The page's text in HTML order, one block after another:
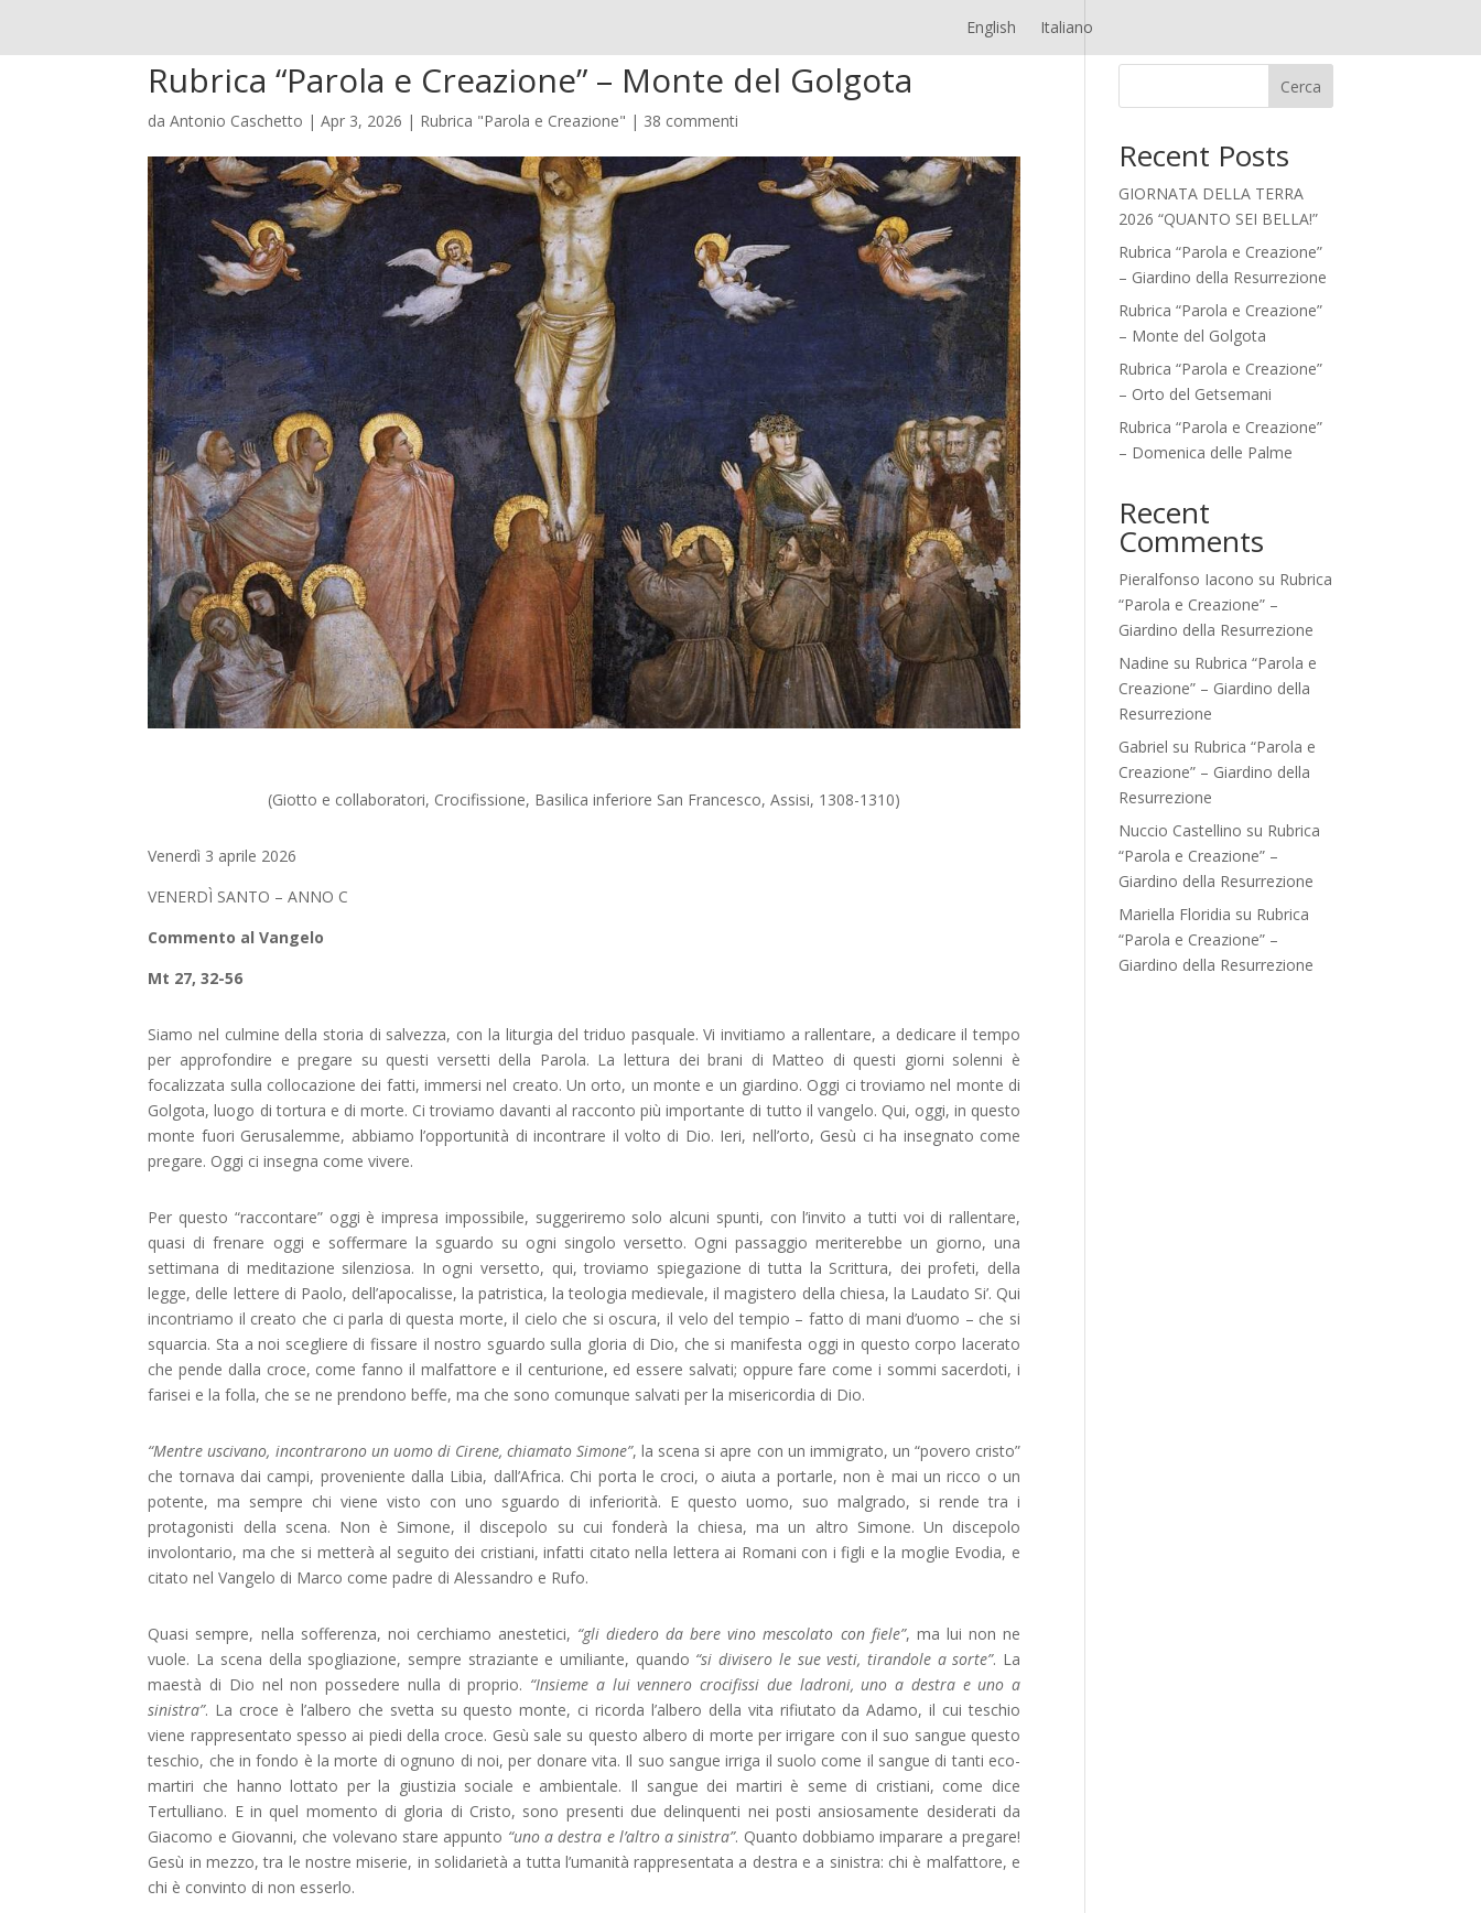
English Italiano
Rubrica “Parola e Creazione” – Monte del Golgota
daAntonio Caschetto |Apr 3, 2026 | Rubrica "Parola e Creazione" | 38 commenti
(Giotto e collaboratori, Crocifissione, Basilica inferiore San Francesco, Assisi, 1308-1310)
Venerdì 3 aprile 2026
VENERDÌ SANTO – ANNO C
Commento al Vangelo
Mt 27, 32-56
Siamo nel culmine della storia di salvezza, con la liturgia del triduo pasquale. Vi invitiamo a rallentare, a dedicare il tempo
per approfondire e pregare su questi versetti della Parola. La lettura dei brani di Matteo di questi giorni solenni è
focalizzata sulla collocazione dei fatti, immersi nel creato. Un orto, un monte e un giardino. Oggi ci troviamo nel monte di
Golgota, luogo di tortura e di morte. Ci troviamo davanti al racconto più importante di tutto il vangelo. Qui, oggi, in questo
monte fuori Gerusalemme, abbiamo l’opportunità di incontrare il volto di Dio. Ieri, nell’orto, Gesù ci ha insegnato come
pregare. Oggi ci insegna come vivere.
Per questo “raccontare” oggi è impresa impossibile, suggeriremo solo alcuni spunti, con l’invito a tutti voi di rallentare,
quasi di frenare oggi e soffermare la sguardo su ogni singolo versetto. Ogni passaggio meriterebbe un giorno, una
settimana di meditazione silenziosa. In ogni versetto, qui, troviamo spiegazione di tutta la Scrittura, dei profeti, della
legge, delle lettere di Paolo, dell’apocalisse, la patristica, la teologia medievale, il magistero della chiesa, la Laudato Si’. Qui
incontriamo il creato che ci parla di questa morte, il cielo che si oscura, il velo del tempio – fatto di mani d’uomo – che si
squarcia. Sta a noi scegliere di fissare il nostro sguardo sulla gloria di Dio, che si manifesta oggi in questo corpo lacerato
che pende dalla croce, come fanno il malfattore e il centurione, ed essere salvati; oppure fare come i sommi sacerdoti, i
farisei e la folla, che se ne prendono beffe, ma che sono comunque salvati per la misericordia di Dio.
“Mentre uscivano, incontrarono un uomo di Cirene, chiamato Simone”, la scena si apre con un immigrato, un “povero cristo”
che tornava dai campi, proveniente dalla Libia, dall’Africa. Chi porta le croci, o aiuta a portarle, non è mai un ricco o un
potente, ma sempre chi viene visto con uno sguardo di inferiorità. E questo uomo, suo malgrado, si rende tra i
protagonisti della scena. Non è Simone, il discepolo su cui fonderà la chiesa, ma un altro Simone. Un discepolo
involontario, ma che si metterà al seguito dei cristiani, infatti citato nella lettera ai Romani con i figli e la moglie Evodia, e
citato nel Vangelo di Marco come padre di Alessandro e Rufo.
Quasi sempre, nella sofferenza, noi cerchiamo anestetici, “gli diedero da bere vino mescolato con fiele”, ma lui non ne
vuole. La scena della spogliazione, sempre straziante e umiliante, quando “si divisero le sue vesti, tirandole a sorte”. La
maestà di Dio nel non possedere nulla di proprio. “Insieme a lui vennero crocifissi due ladroni, uno a destra e uno a
sinistra”. La croce è l’albero che svetta su questo monte, ci ricorda l’albero della vita rifiutato da Adamo, il cui teschio
viene rappresentato spesso ai piedi della croce. Gesù sale su questo albero di morte per irrigare con il suo sangue questo
teschio, che in fondo è la morte di ognuno di noi, per donare vita. Il suo sangue irriga il suolo come il sangue di tanti eco-
martiri che hanno lottato per la giustizia sociale e ambientale. Il sangue dei martiri è seme di cristiani, come dice
Tertulliano. E in quel momento di gloria di Cristo, sono presenti due delinquenti nei posti ansiosamente desiderati da
Giacomo e Giovanni, che volevano stare appunto “uno a destra e l’altro a sinistra”. Quanto dobbiamo imparare a pregare!
Gesù in mezzo, tra le nostre miserie, in solidarietà a tutta l’umanità rappresentata a destra e a sinistra: chi è malfattore, e
chi è convinto di non esserlo.
Cerca
Recent Posts
GIORNATA DELLA TERRA
2026 “QUANTO SEI BELLA!”
Rubrica “Parola e Creazione”
– Giardino della Resurrezione
Rubrica “Parola e Creazione”
– Monte del Golgota
Rubrica “Parola e Creazione”
– Orto del Getsemani
Rubrica “Parola e Creazione”
– Domenica delle Palme
Recent
Comments
Pieralfonso Iacono su Rubrica
“Parola e Creazione” –
Giardino della Resurrezione
Nadine su Rubrica “Parola e
Creazione” – Giardino della
Resurrezione
Gabriel su Rubrica “Parola e
Creazione” – Giardino della
Resurrezione
Nuccio Castellino su Rubrica
“Parola e Creazione” –
Giardino della Resurrezione
Mariella Floridia su Rubrica
“Parola e Creazione” –
Giardino della Resurrezione